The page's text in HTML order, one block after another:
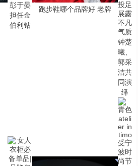
彭于晏
担任金
伯利钻
跑步鞋哪个品牌好 老牌
钟楚
曦、
郭采
洁共
同演
绎